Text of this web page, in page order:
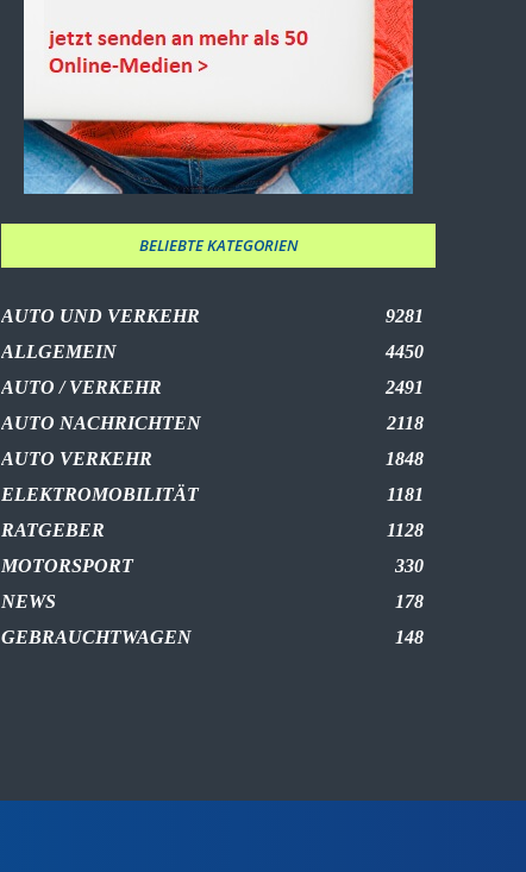
BELIEBTE KATEGORIEN
AUTO UND VERKEHR
9281
ALLGEMEIN
4450
AUTO / VERKEHR
2491
AUTO NACHRICHTEN
2118
AUTO VERKEHR
1848
ELEKTROMOBILITÄT
1181
RATGEBER
1128
MOTORSPORT
330
NEWS
178
GEBRAUCHTWAGEN
148